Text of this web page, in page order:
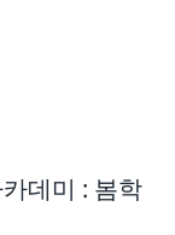
데미 : 봄학